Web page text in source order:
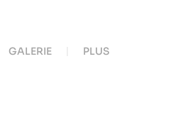
GALERIE PLUS